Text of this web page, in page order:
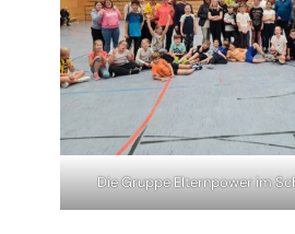
Die Gruppe Elternpower im